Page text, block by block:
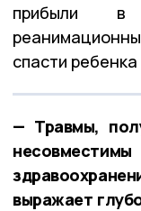
прибыли
спасти
— Травмы,
выражает